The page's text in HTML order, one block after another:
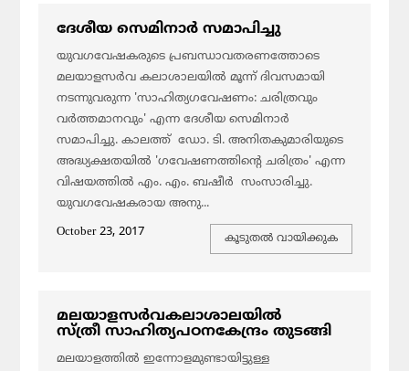
ദേശീയ സെമിനാര്‍ സമാപിച്ചു
യുവഗവേഷകരുടെ പ്രബന്ധാവതരണത്തോടെ
മലയാളസര്‍വ കലാശാലയില്‍ മൂന്ന് ദിവസമായി
നടന്നുവരുന്ന 'സാഹിത്യഗവേഷണം: ചരിത്രവും
വര്‍ത്തമാനവും' എന്ന ദേശീയ സെമിനാര്‍
സമാപിച്ചു. കാലത്ത് ഡോ. ടി. അനിതകുമാരിയുടെ
അദ്ധ്യക്ഷതയില്‍ 'ഗവേഷണത്തിന്റെ ചരിത്രം' എന്ന
വിഷയത്തില്‍ എം. എം. ബഷീര്‍ സംസാരിച്ചു.
യുവഗവേഷകരായ അനു...
October 23, 2017
കൂടുതല്‍ വായിക്കുക
മലയാളസര്‍വകലാശാലയില്‍
സ്ത്രീ സാഹിത്യപഠനകേന്ദ്രം തുടങ്ങി
മലയാളത്തില്‍ ഇന്നോളമുണ്ടായിട്ടുള്ള